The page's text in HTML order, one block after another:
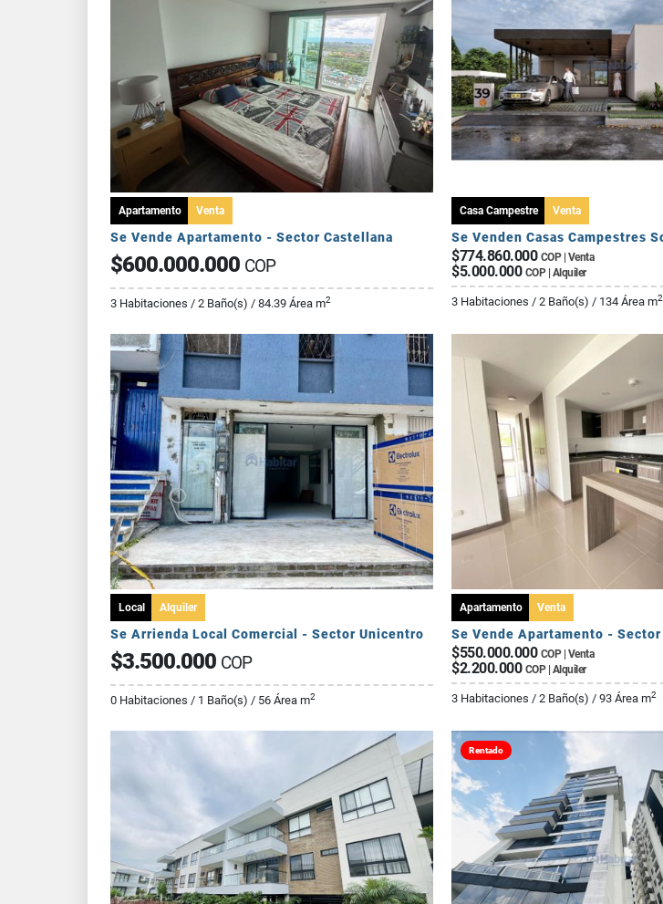
Apartamento Venta
Se Vende Apartamento - Sector Castellana
$600.000.000 COP
3 Habitaciones / 2 Baño(s) / 84.39 Área m2
Casa Campestre Venta
$774.860.000 COP | Venta
$5.000.000 COP | Alquiler
3 Habitaciones / 2 Baño(s) / 134 Área m2
Local Alquiler
Se Arrienda Local Comercial - Sector Unicentro
$3.500.000 COP
0 Habitaciones / 1 Baño(s) / 56 Área m2
Apartamento Venta
$550.000.000 COP | Venta
$2.200.000 COP | Alquiler
3 Habitaciones / 2 Baño(s) / 93 Área m2
Rentado